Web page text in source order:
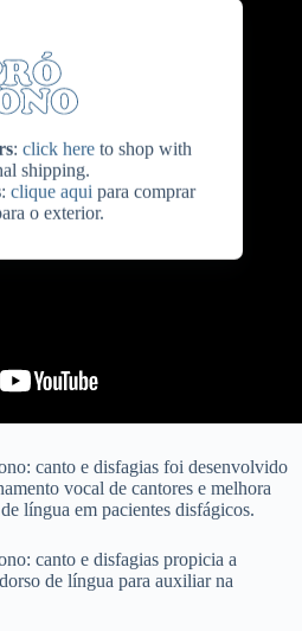
: click here to shop with
shipping.
: clique aqui para comprar
o exterior.
canto e disfagias foi desenvolvido
vocal de cantores e melhora
língua em pacientes disfágicos.
canto e disfagias propicia a
de língua para auxiliar na